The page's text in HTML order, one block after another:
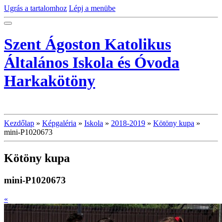
Ugrás a tartalomhoz Lépj a menübe
Szent Ágoston Katolikus
Általános Iskola és Óvoda
Harkakötöny
Kezdőlap » Képgaléria » Iskola » 2018-2019 » Kötöny kupa »
mini-P1020673
Kötöny kupa
mini-P1020673
«